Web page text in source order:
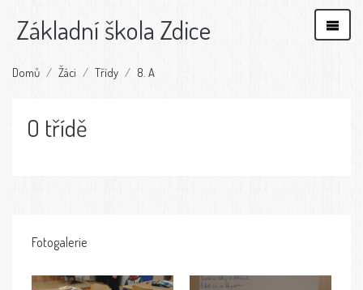
Základní škola Zdice
Domů Žáci Třídy 8. A
O třídě
Fotogalerie